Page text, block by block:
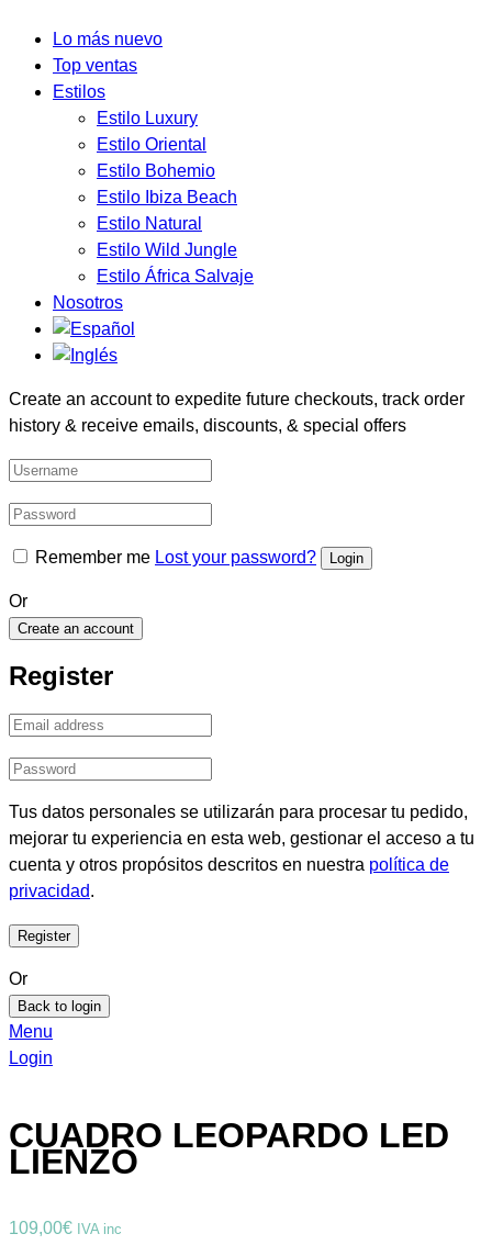
Lo más nuevo
Top ventas
Estilos
Estilo Luxury
Estilo Oriental
Estilo Bohemio
Estilo Ibiza Beach
Estilo Natural
Estilo Wild Jungle
Estilo África Salvaje
Nosotros
Create an account to expedite future checkouts, track order
history & receive emails, discounts, & special offers
Remember me Lost your password?
Or
Create an account
Register
Tus datos personales se utilizarán para procesar tu pedido,
mejorar tu experiencia en esta web, gestionar el acceso a tu
cuenta y otros propósitos descritos en nuestra política de
privacidad.
Or
Back to login
Menu
Login
CUADRO LEOPARDO LED
LIENZO
109,00€ IVA inc